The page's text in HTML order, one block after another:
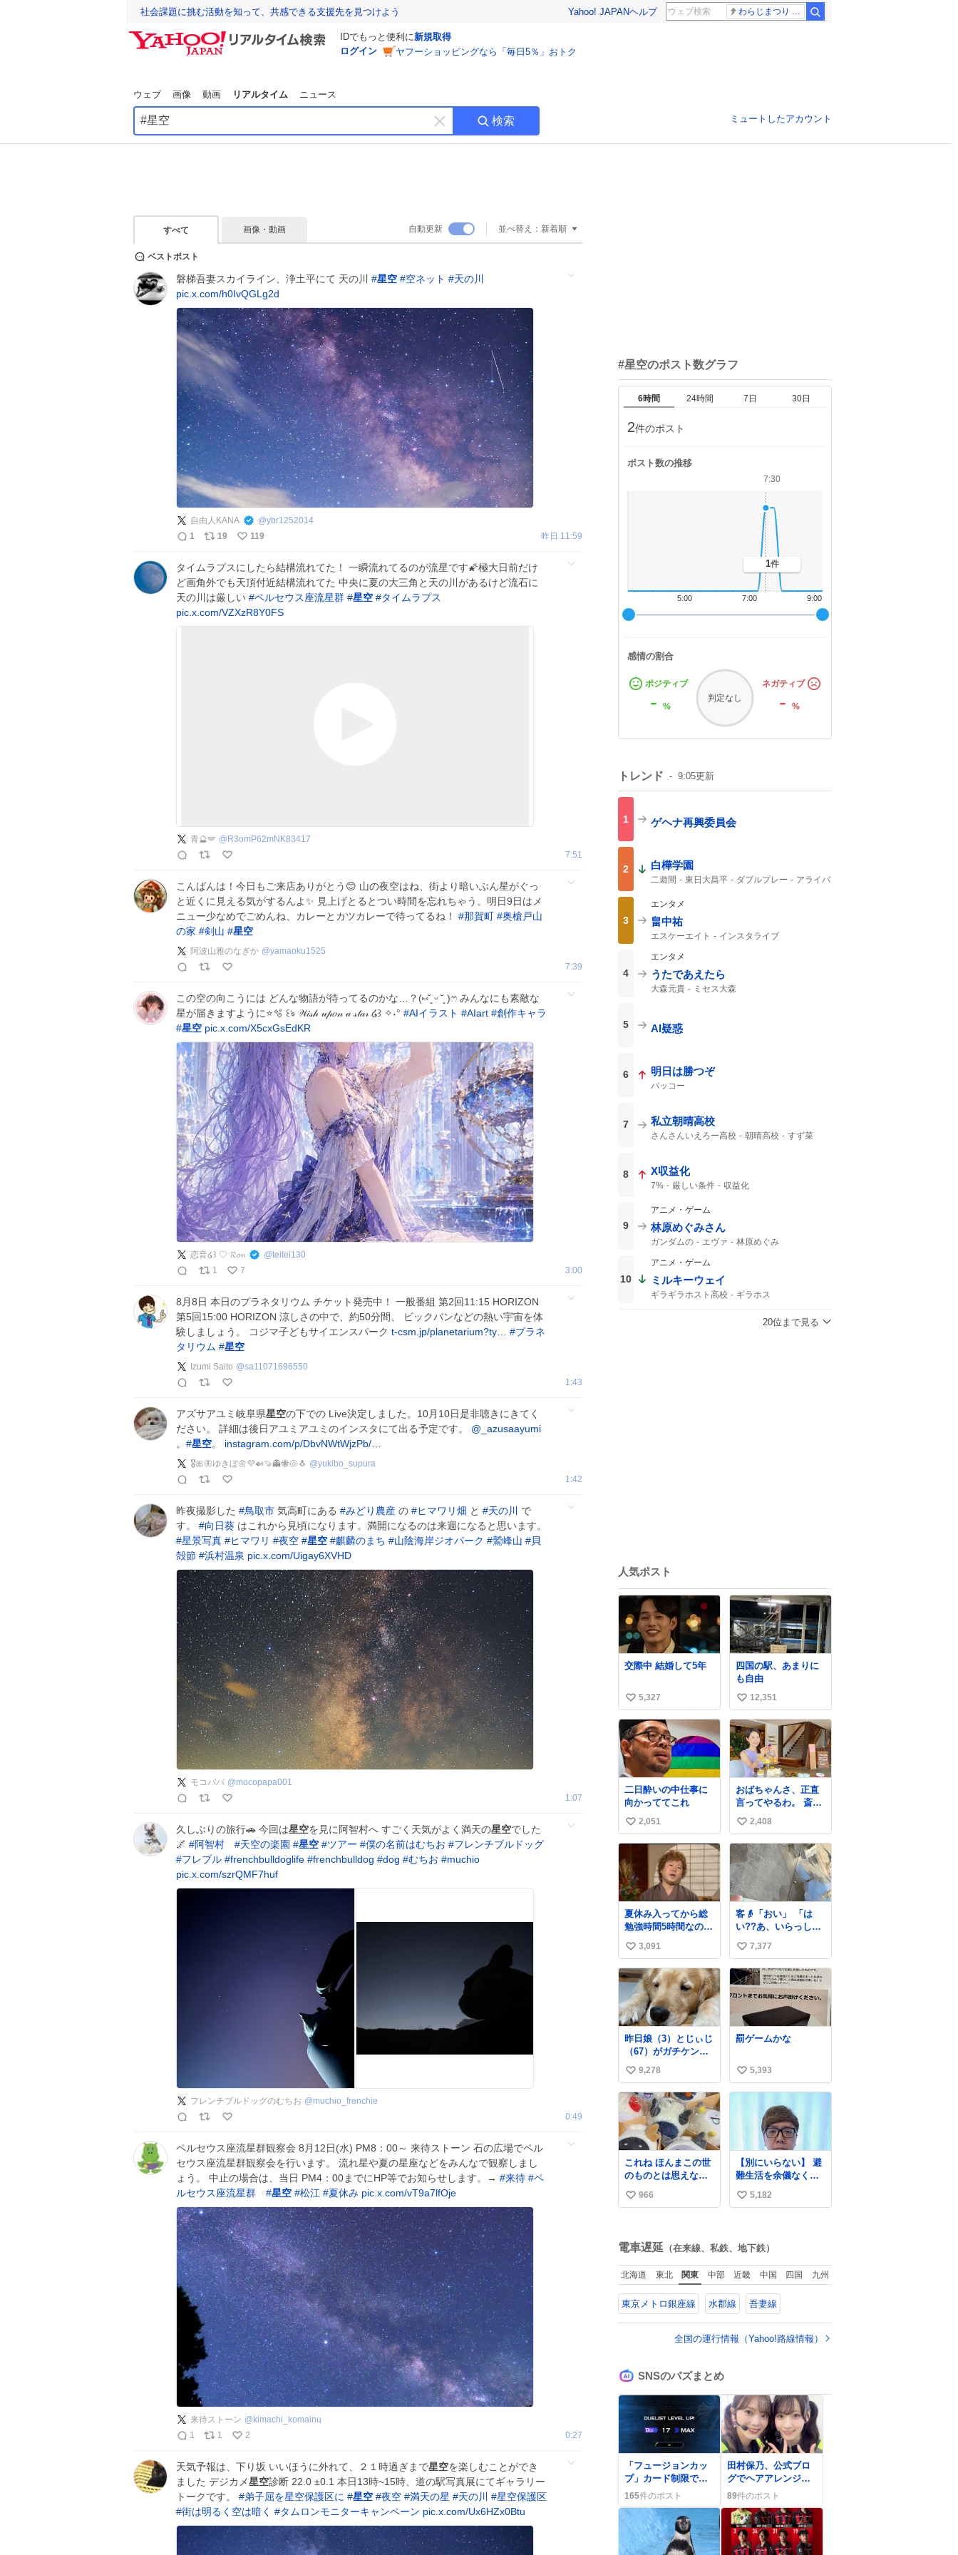
社会課題に挑む活動を知って、共感できる支援先を見つけよう Yahoo! JAPANヘルプ わらじまつり 福島
IDでもっと便利に新規取得
ログイン
ヤフーショッピングなら「毎日5％」おトク
ウェブ 画像 動画 リアルタイム ニュース
キ
ー
す
検索 ミュートしたアカウント
すべて 画像・動画 自動更新 並べ替え： 新着順
ベストポスト
磐梯吾妻スカイライン、浄土平にて 天の川 #星空 #空ネット #天の川
pic.x.com/h0IvQGLg2d
自由人KANA @ybr1252014
1
19 119 昨日 11:59
タイムラプスにしたら結構流れてた！ 一瞬流れてるのが流星です🌠極大日前だけ
ど画角外でも天頂付近結構流れてた 中央に夏の大三角と天の川があるけど流石に
天の川は厳しい #ペルセウス座流星群 #星空 #タイムラプス
pic.x.com/VZXzR8Y0FS
青🔮🪽 @ R3omP62mNK83417
7:51
こんばんは！今日もご来店ありがとう😊 山の夜空はね、街より暗いぶん星がぐっ
と近くに見える気がするんよ✨ 見上げとるとつい時間を忘れちゃう。明日9日はメ
ニュー少なめでごめんね、カレーとカツカレーで待ってるね！ #那賀町 #奥槍戸山
の家 #剣山 #星空
阿波山雅のなぎか @yamaoku1525
7:39
この空の向こうには どんな物語が待ってるのかな…？(⑅˘͈ ᵕ ˘͈ )ෆ みんなにも素敵な
星が届きますように⭐️🫧 ꒰ঌ 𝒲𝒾𝓈𝒽 𝓊𝓅𝑜𝓃 𝒶 𝓈𝓉𝒶𝓇 ໒꒱ ✧˖° #AIイラスト #AIart #創作キャラ
#星空 pic.x.com/X5cxGsEdKR
恋音໒꒱ ♡ 𝓡𝓸𝓷 @teitei130
1
7 3:00
8月8日 本日のプラネタリウム チケット発売中！ 一般番組 第2回11:15 HORIZON
第5回15:00 HORIZON 涼しさの中で、約50分間、 ビックバンなどの熱い宇宙を体
験しましょう。 コジマ子どもサイエンスパーク t-csm.jp/planetarium?ty… #プラネ
タリウム #星空
Izumi Saito @sa11071696550
1:43
アズサアユミ岐阜県星空の下での Live決定しました。10月10日是非聴きにきてく
ださい。 詳細は後日アユミアユミのインスタにて出る予定です。 @_azusaayumi
。 #星空。 instagram.com/p/DbvNWtWjzPb/…
🎖🎀🦋ゆきぼ🌼💜🍛🍠👻🐝🐚🐧 @yukibo_supura
1:42
昨夜撮影した #鳥取市 気高町にある #みどり農産 の #ヒマワリ畑 と #天の川
で
す。 #向日葵 はこれから見頃になります。満開になるのは来週になると思います。
#星景写真 #ヒマワリ #夜空 #星空 #麒麟のまち #山陰海岸ジオパーク #鷲峰山 #貝
殻節 #浜村温泉 pic.x.com/Uigay6XVHD
モコパパ @mocopapa001
1:07
久しぶりの旅行🚗 今回は星空を見に阿智村へ すごく天気がよく満天の星空でした
🌌 #阿智村 #天空の楽園 #星空 #ツアー #僕の名前はむちお #フレンチブルドッグ
#フレブル #frenchbulldoglife #frenchbulldog #dog #むちお #muchio
pic.x.com/szrQMF7huf
フレンチブルドッグのむちお @muchio_frenchie
0:49
ペルセウス座流星群観察会 8月12日(水) PM8：00～ 来待ストーン 石の広場でペル
セウス座流星群観察会を行います。 流れ星や夏の星座などをみんなで観察しまし
ょう。 中止の場合は、当日 PM4：00までにHP等でお知らせします。→ #来待 #ペ
ルセウス座流星群
#星空 #松江 #夏休み pic.x.com/vT9a7lfOje
来待ストーン @ kimachi_komainu
1
1 2 0:27
天気予報は、下り坂 いいほうに外れて、２１時過ぎまで星空を楽しむことができ
ました デジカメ星空診断 22.0 ±0.1 本日13時~15時、道の駅写真展にてギャラリー
トークです。 #弟子屈を星空保護区に #星空 #夜空 #満天の星 #天の川 #星空保護区
#街は明るく空は暗く #タムロンモニターキャンペーン pic.x.com/Ux6HZx0Btu
#星空のポスト数グラフ
6時間 24時間 7日 30日
2件のポスト
ポスト数の推移
9:00
7:00
5:00
7:30
1件
感情の割合
ポジティブ
- %
判定なし
ネガティブ
-%
トレンド 9:05更新
1 ゲヘナ再興委員会
2 白樺学園
二遊間 東日大昌平 ダブルプレー
アライバ
ビデオ検証
3
エンタメ
畠中祐
エスケーエイト インスタライブ
4
エンタメ
うたであえたら
大森元貴 ミセス大森
5 AI疑惑
6 明日は勝つぞ
バッコー
7 私立朝晴高校
さんさんいえろー高校 朝晴高校
すず菜
8 X収益化
7% 厳しい条件 収益化
9
アニメ・ゲーム
林原めぐみさん
ガンダムの エヴァ 林原めぐみ
10
アニメ・ゲーム
ミルキーウェイ
ギラギラホスト高校
ギラホス
20位まで見る
人気ポスト
交際中 結婚して5年
い
い
ね
数
5,327
四国の駅、あまりに
も自由
い
い
ね
数
12,351
二日酔いの中仕事に
向かっててこれ
い
い
ね
数
2,051
おばちゃんさ、正直
言ってやるわ。 斎藤
元彦と関わった事で
アンタはこれか先キ
ラキラ輝けないん
よ、残念ながら。 #
折田楓 #merchu
い
い
ね
数
2,408
夏休み入ってから総
勉強時間5時間なのに
明後日京大オープン
で今これ
い
い
ね
数
3,091
客👴「おい」 「は
い??あ、いらっしゃ
いませ」 👴「さっき
からずっと水出しっ
ぱなしでもったいな
いだろ」 「静電気を
逃がし、熱くなった
地面の温度を下げ、
引火事故の防止の為
必要な作業です」 👴
「水不足の昨今にも
るな!!」 それでは歌
います、聞いてくだ
さい 「井戸水」
い
い
ね
数
7,377
昨日娘（3）とじぃじ
（67）がガチケンカ
してて修羅場だった
んだけど、ふぉるて
は可能な限り平たく
なってました。犬が1
番空気読める。
い
い
ね
数
9,278
罰ゲームかな
い
い
5,393
これね ほんまこの世
のものとは思えない
くらい臭いの マジ
で、死ぬほど、臭い
けど
い
数
966
【別にいらない】 避
難生活を余儀なくさ
れている子どもたち
のためにヒカキンボ
い
数
5,182
電車遅延 （在来線、私鉄、地下鉄）
北海道 東北 関東 中部 近畿 中国 四国 九州
東京メトロ銀座線 水郡線 吾妻線
全国の運行情報（Yahoo!路線情報）
SNSのバズまとめ
「フュージョンカッ
プ」カード制限でデ
ッキ構築が難航、プ
レイヤーは「リンク
使えない」不満の声
165件のポスト
田村保乃、公式ブロ
グでヘアアレンジ公
開 ファンは「可愛
すぎる」「最高の
夏」歓喜
89件のポスト